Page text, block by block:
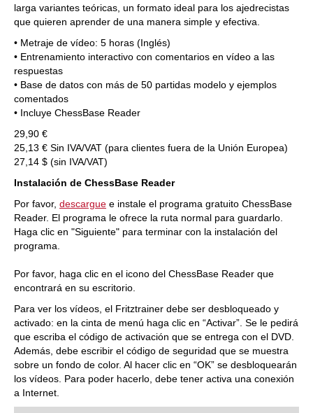
larga variantes teóricas, un formato ideal para los ajedrecistas
que quieren aprender de una manera simple y efectiva.
• Metraje de vídeo: 5 horas (Inglés)
• Entrenamiento interactivo con comentarios en vídeo a las
respuestas
• Base de datos con más de 50 partidas modelo y ejemplos
comentados
• Incluye ChessBase Reader
29,90 €
25,13 € Sin IVA/VAT (para clientes fuera de la Unión Europea)
27,14 $ (sin IVA/VAT)
Instalación de ChessBase Reader
Por favor, descargue e instale el programa gratuito ChessBase
Reader. El programa le ofrece la ruta normal para guardarlo.
Haga clic en "Siguiente" para terminar con la instalación del
programa.
Por favor, haga clic en el icono del ChessBase Reader que
encontrará en su escritorio.
Para ver los vídeos, el Fritztrainer debe ser desbloqueado y
activado: en la cinta de menú haga clic en “Activar”. Se le pedirá
que escriba el código de activación que se entrega con el DVD.
Además, debe escribir el código de seguridad que se muestra
sobre un fondo de color. Al hacer clic en “OK” se desbloquearán
los vídeos. Para poder hacerlo, debe tener activa una conexión
a Internet.